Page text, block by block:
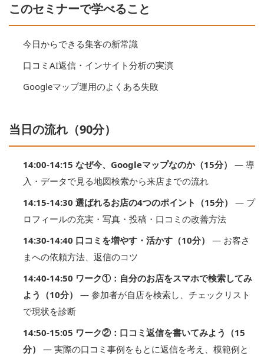
このセミナーで学べること
今日からできる集客の新常識
口コミAI返信・インサイト分析の実演
Googleマップ運用のよくある失敗
当日の流れ（90分）
14:00-14:15 なぜ今、Googleマップなのか（15分）
— 導
入・データで見る地図検索から来店までの流れ
14:15-14:30 選ばれるお店の4つのポイント（15分）
— プ
ロフィールの充実・写真・投稿・口コミの改善方法
14:30-14:40 口コミを増やす・活かす（10分）
— お客さ
まへの依頼方法、返信のコツ
14:40-14:50 ワーク①：自分のお店をスマホで検索してみ
よう（10分）
— 参加者が自店を検索し、チェックリスト
で現状を診断
14:50-15:05 ワーク②：口コミ返信を書いてみよう（15
分）
— 実際の口コミ事例をもとに返信を考え、模範例と